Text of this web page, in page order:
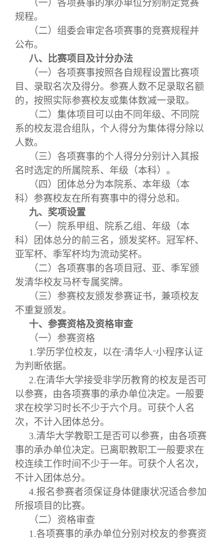
（一）各项赛事的承办单位分别制定竞赛
规程。
（二）组委会审定各项赛事的竞赛规程并
公布。
八、比赛项目及计分办法
（一）各项赛事按照各自规程设置比赛项
目、录取名次及得分。参赛人数不足录取名额
的，按照实际参赛校友或集体数减一录取。
（二）集体项目可以由不同年级、不同院
系的校友混合组队，个人得分为集体得分除以
人数。
（三）各项赛事的个人得分分别计入其报
名时选定的所属院系、年级（本科）。
（四）团体总分为本院系、本年级（本
科）参赛校友在所有赛事中的得分总和。
九、奖项设置
（一）院系甲组、院系乙组、年级（本
科）团体总分的前三名，颁发奖杯。冠军杯、
亚军杯、季军杯均为流动奖杯。
（二）各项赛事的各项目冠、亚、季军颁
发清华校友马杯专属奖牌。
（三）参赛校友颁发参赛证书，兼项校友
不重复颁发。
十、参赛资格及资格审查
（一）参赛资格
1.学历学位校友，以在“清华人”小程序认证
为判断依据。
2.在清华大学接受非学历教育的校友是否可
以参赛，由各项赛事的承办单位决定。一般要
求在校学习时长不少于六个月。可获个人名
次，不计入团体总分。
3.清华大学教职工是否可以参赛，由各项赛
事的承办单位决定。已离职教职工一般要求在
校连续工作时间不少于一年。可获个人名次，
不计入团体总分。
4.报名参赛者须保证身体健康状况适合参加
所报项目的比赛。
（二）资格审查
1.各项赛事的承办单位分别对校友的参赛资